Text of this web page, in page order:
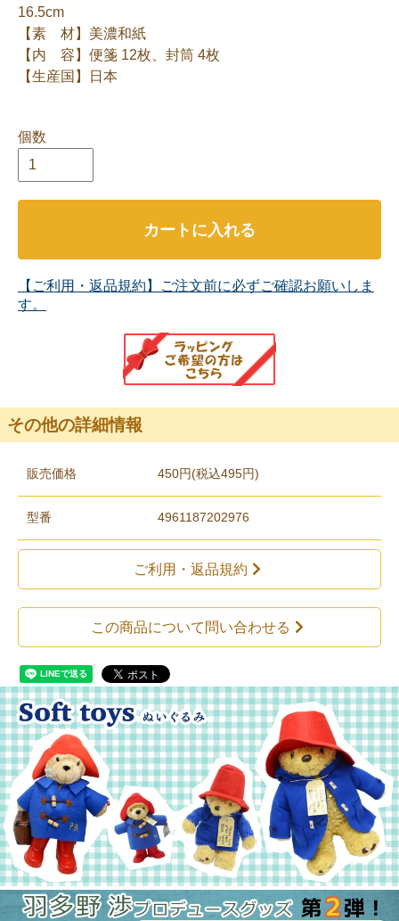
16.5cm
【素 材】美濃和紙
【内 容】便箋 12枚、封筒 4枚
【生産国】日本
個数
カートに入れる
【ご利用・返品規約】ご注文前に必ずご確認お願いしま
す。
その他の詳細情報
販売価格 450円(税込495円)
型番 4961187202976
ご利用・返品規約
この商品について問い合わせる